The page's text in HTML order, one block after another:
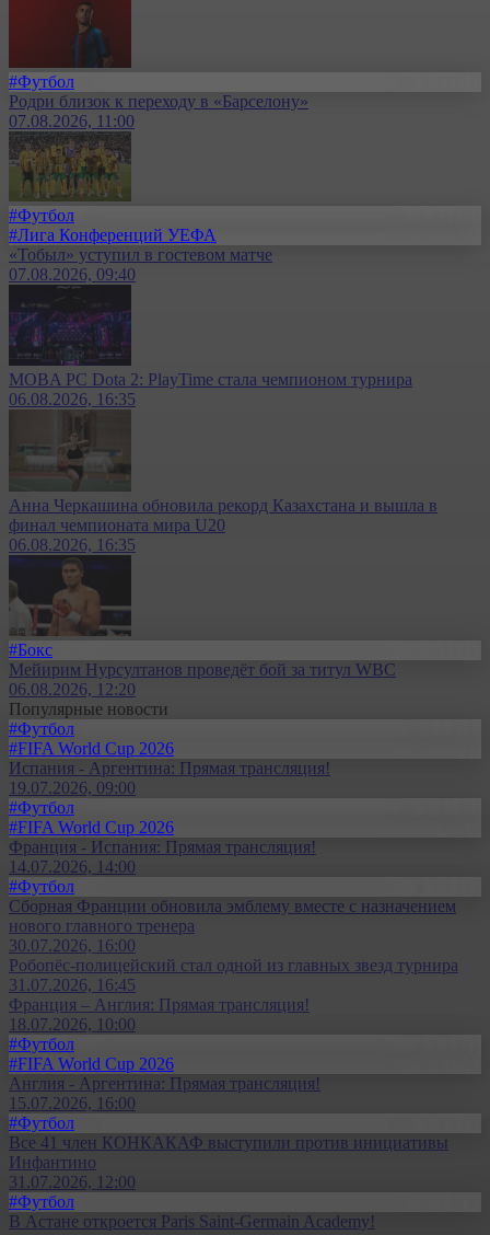
#Футбол
Родри близок к переходу в «Барселону»
07.08.2026, 11:00
#Футбол
#Лига Конференций УЕФА
«Тобыл» уступил в гостевом матче
07.08.2026, 09:40
MOBA PC Dota 2: PlayTime стала чемпионом турнира
06.08.2026, 16:35
Анна Черкашина обновила рекорд Казахстана и вышла в
финал чемпионата мира U20
06.08.2026, 16:35
#Бокс
Мейирим Нурсултанов проведёт бой за титул WBC
06.08.2026, 12:20
Популярные новости
#Футбол
#FIFA World Cup 2026
Испания - Аргентина: Прямая трансляция!
19.07.2026, 09:00
#Футбол
#FIFA World Cup 2026
Франция - Испания: Прямая трансляция!
14.07.2026, 14:00
#Футбол
Сборная Франции обновила эмблему вместе с назначением
нового главного тренера
30.07.2026, 16:00
Робопёс-полицейский стал одной из главных звезд турнира
31.07.2026, 16:45
Франция – Англия: Прямая трансляция!
18.07.2026, 10:00
#Футбол
#FIFA World Cup 2026
Англия - Аргентина: Прямая трансляция!
15.07.2026, 16:00
#Футбол
Все 41 член КОНКАКАФ выступили против инициативы
Инфантино
31.07.2026, 12:00
#Футбол
В Астане откроется Paris Saint-Germain Academy!